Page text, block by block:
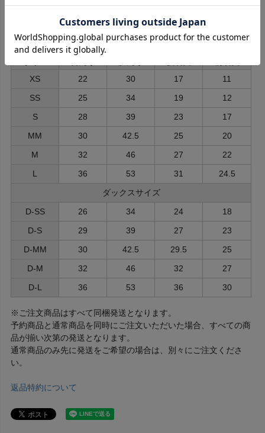
この型紙のサイズ表
XS
22 30 17
11
SS
25 34 19
12
S
28 39 23
17
MM
30 42.5 25
20
M
32 46 27
22
L
36 53 31
24.5
ダックスサイズ
D-SS
26 34 24
18
D-S
29 39 27
23
D-MM
30 42.5 29.5
25
D-M
32 46 32
27
D-L
36 53 36 30
※ご注文商品はすべて同梱発送となります。
予約商品と通常商品を同時にご注文いただいた場合、すべての商
品が揃い次第の発送となります。
通常商品のみ先に発送をご希望の場合は、別々にご注文くださ
い。
返品特約について